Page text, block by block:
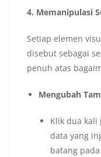
4. Memanipulasi
Setiap elemen
disebut sebagai
penuh atas
Mengubah
Klik dua kali
data yang
batang